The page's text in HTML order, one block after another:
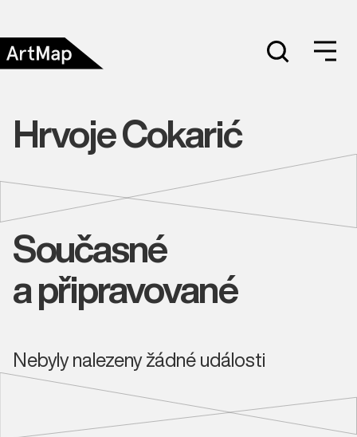
Hrvoje Cokarić
Současné
a připravované
Nebyly nalezeny žádné události